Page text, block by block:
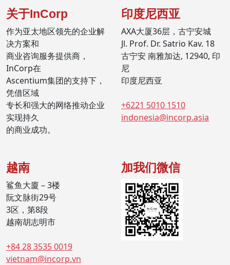
关于InCorp
作为亚太地区领先的企业解
决方案和
商业咨询服务提供商，
InCorp在
Ascentium集团的支持下，
凭借区域
专长和强大的网络推动企业
实现持久
的商业成功。
印度尼西亚
AXA大厦36层，古宁安城
Jl. Prof. Dr. Satrio Kav. 18
古宁安 南雅加达, 12940, 印
尼
印度尼西亚
+6221 5010 1510
indonesia@incorp.asia
越南
鲨鱼大廈 – 3楼
阮文脉街29号
3区，第8段
越南胡志明市
+84 28 3535 0019
vietnam@incorp.vn
加我们微信